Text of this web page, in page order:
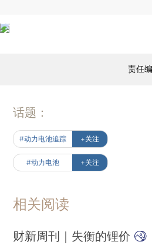
责任
话题：
#动力电池追踪 +关注
#动力电池 +关注
相关阅读
财新周刊｜失衡的锂价